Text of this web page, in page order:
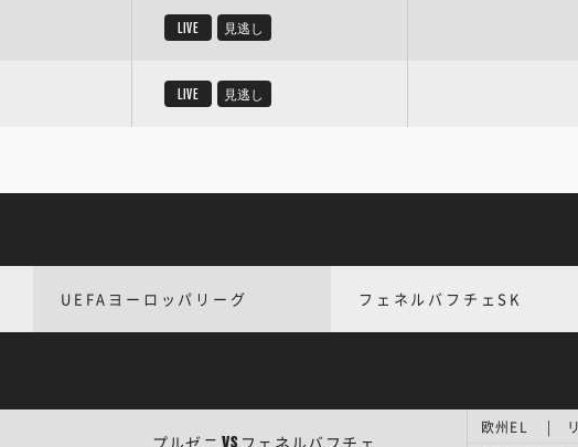
LIVE 見逃し
LIVE 見逃し
UEFAヨーロッパリーグ フェネルバフチェSK
プルゼニ VS フェネルバフチェ
欧州EL | リ